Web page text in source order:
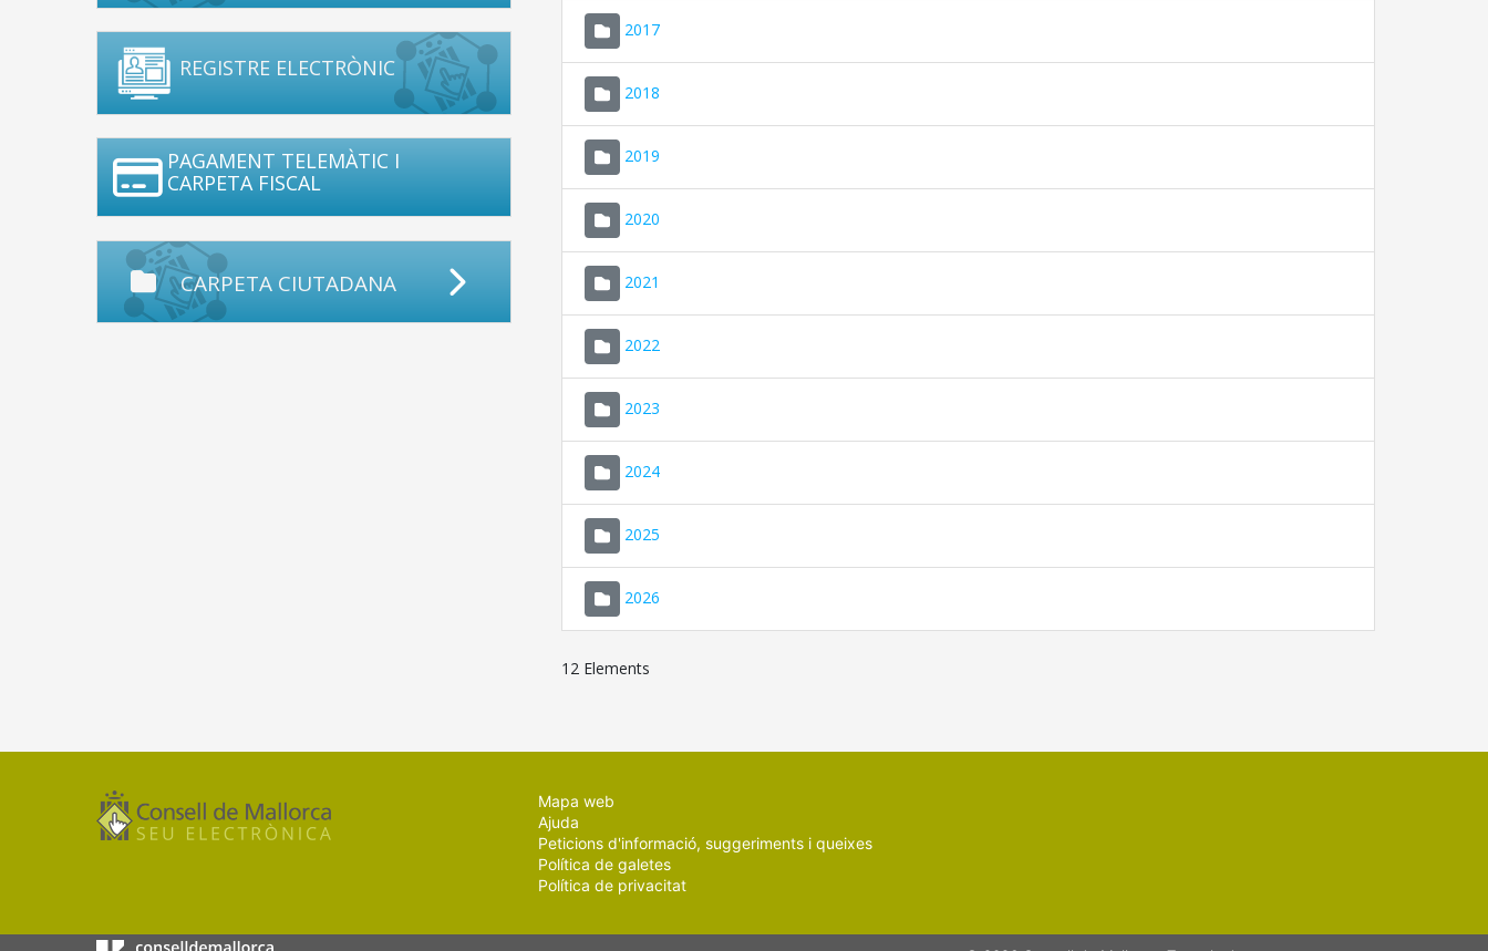
REGISTRE ELECTRÒNIC
PAGAMENT TELEMÀTIC I
CARPETA FISCAL
CARPETA CIUTADANA
2017
2018
2019
2020
2021
2022
2023
2024
2025
2026
12 Elements
Mapa web
Ajuda
Peticions d'informació, suggeriments i queixes
Política de galetes
Política de privacitat